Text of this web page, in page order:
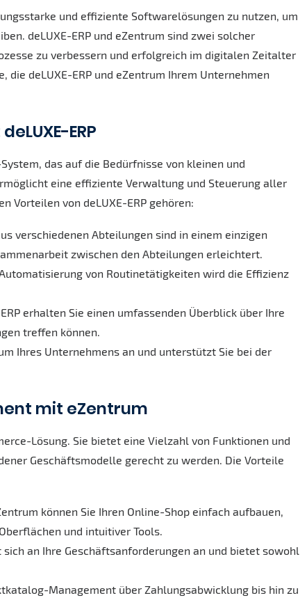
und effiziente Softwarelösungen zu nutzen, um
deLUXE-ERP und eZentrum sind zwei solcher
zu verbessern und erfolgreich im digitalen Zeitalter
deLUXE-ERP und eZentrum Ihrem Unternehmen
ERP
das auf die Bedürfnisse von kleinen und
eine effiziente Verwaltung und Steuerung aller
Vorteilen von deLUXE-ERP gehören:
verschiedenen Abteilungen sind in einem einzigen
zwischen den Abteilungen erleichtert.
von Routinetätigkeiten wird die Effizienz
erhalten Sie einen umfassenden Überblick über Ihre
treffen können.
Ihres Unternehmens an und unterstützt Sie bei der
mit eZentrum
Lösung. Sie bietet eine Vielzahl von Funktionen und
Geschäftsmodelle gerecht zu werden. Die Vorteile
können Sie Ihren Online-Shop einfach aufbauen,
und intuitiver Tools.
an Ihre Geschäftsanforderungen an und bietet sowohl
Management über Zahlungsabwicklung bis hin zu